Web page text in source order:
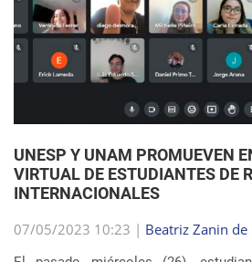
UNESP Y UNAM PROMUEVEN
VIRTUAL DE ESTUDIANTES DE
INTERNACIONALES
07/05/2023 10:23 | Beatriz Zanin
El pasado miércoles (26),
Facultad de Contaduría y
Nacional Autónoma de México
sigue leyendo